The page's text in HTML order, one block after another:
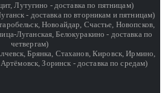
Лутугино - доставка по пятницам)
- доставка по вторникам и пятницам)
Новоайдар, Счастье, Новопсков,
Луганская, Белокуракино - доставка по
четвергам)
Брянка, Стаханов, Кировск, Ирмино,
Зоринск - доставка по средам)